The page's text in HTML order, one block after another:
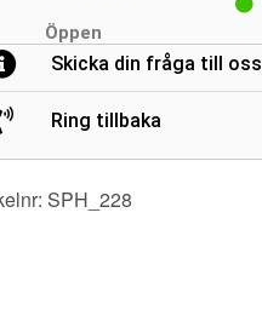
Öppen
Skicka din fråga till oss
Ring tillbaka
SPH_228